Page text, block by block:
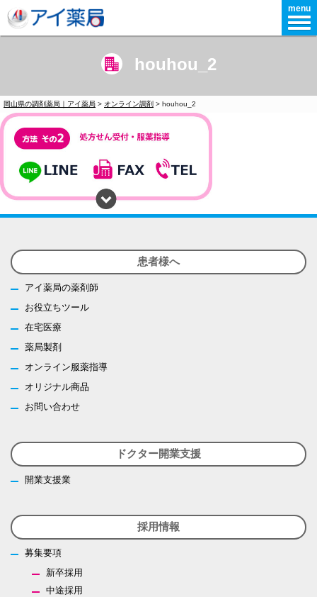
menu
houhou_2
岡山県の調剤薬局｜アイ薬局 > オンライン調剤 > houhou_2
患者様へ
アイ薬局の薬剤師
お役立ちツール
在宅医療
薬局製剤
オンライン服薬指導
オリジナル商品
お問い合わせ
ドクター開業支援
開業支援業
採用情報
募集要項
新卒採用
中途採用